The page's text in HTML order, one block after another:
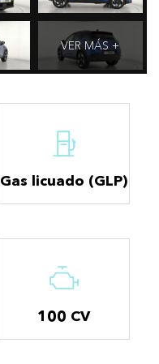
VER MÁS +
Gas licuado (GLP)
100 CV